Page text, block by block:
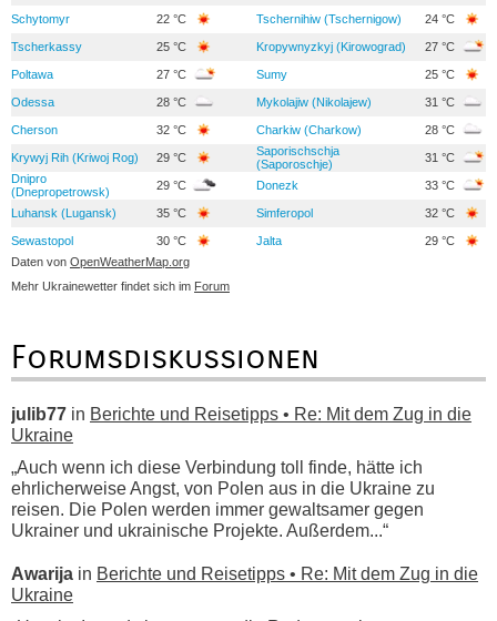
Schytomyr 22 °C Tschernihiw (Tschernigow) 24 °C
Tscherkassy 25 °C Kropywnyzkyj (Kirowograd) 27 °C
Poltawa 27 °C Sumy 25 °C
Odessa 28 °C Mykolajiw (Nikolajew) 31 °C
Cherson 32 °C Charkiw (Charkow) 28 °C
Krywyj Rih (Kriwoj Rog) 29 °C
Saporischschja
(Saporoschje)
31 °C
Dnipro
(Dnepropetrowsk)
29 °C Donezk 33 °C
Luhansk (Lugansk) 35 °C Simferopol 32 °C
Sewastopol 30 °C Jalta
29 °C
Daten von OpenWeatherMap.org
Mehr Ukrainewetter findet sich im Forum
Forumsdiskussionen
julib77 in Berichte und Reisetipps • Re: Mit dem Zug in die
Ukraine
„Auch wenn ich diese Verbindung toll finde, hätte ich
ehrlicherweise Angst, von Polen aus in die Ukraine zu
reisen. Die Polen werden immer gewaltsamer gegen
Ukrainer und ukrainische Projekte. Außerdem...“
Awarija in Berichte und Reisetipps • Re: Mit dem Zug in die
Ukraine